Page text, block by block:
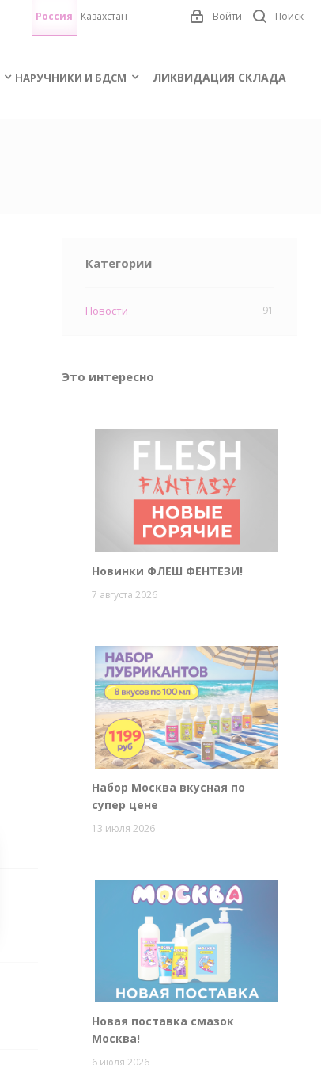
Поиск
Войти
Россия Казахстан
НАРУЧНИКИ И БДСМ ЛИКВИДАЦИЯ СКЛАДА
Категории
Новости 91
Это интересно
Новинки ФЛЕШ ФЕНТЕЗИ!
7 августа 2026
Набор Москва вкусная по
супер цене
13 июля 2026
Новая поставка смазок
Москва!
6 июля 2026